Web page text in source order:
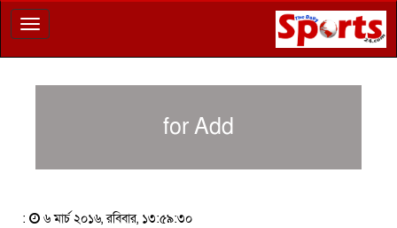
Toggle
navigation
for Add
: ৬ মার্চ ২০১৬, রবিবার, ১৩:৫৯:৩০